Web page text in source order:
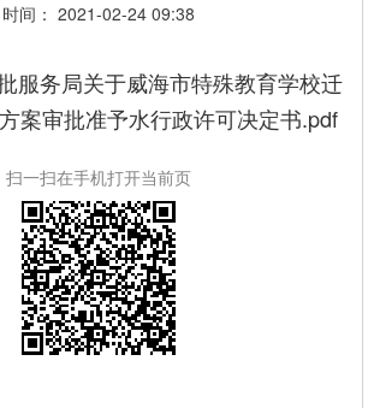
时间： 2021-02-24 09:38
服务局关于威海市特殊教育学校迁
案审批准予水行政许可决定书.pdf
扫一扫在手机打开当前页